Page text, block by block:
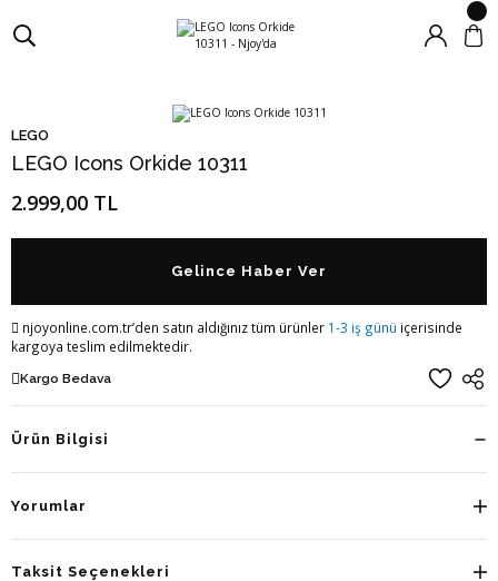
LEGO
LEGO Icons Orkide 10311
2.999,00 TL
Gelince Haber Ver
njoyonline.com.tr’den satın aldığınız tüm ürünler 1-3 iş günü içerisinde
kargoya teslim edilmektedir.
Kargo Bedava
Ürün Bilgisi
Yorumlar
Taksit Seçenekleri